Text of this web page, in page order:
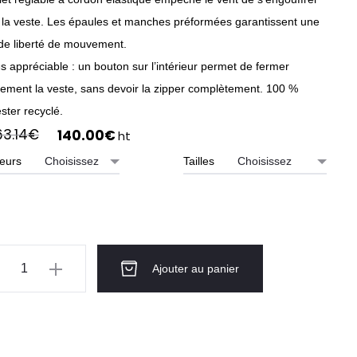
veste. Les épaules et manches préformées garantissent une
liberté de mouvement.
appréciable : un bouton sur l’intérieur permet de fermer
la veste, sans devoir la zipper complètement. 100 %
recyclé.
€
initial
140.00€ Le
ht
Tailles
Ajouter au panier